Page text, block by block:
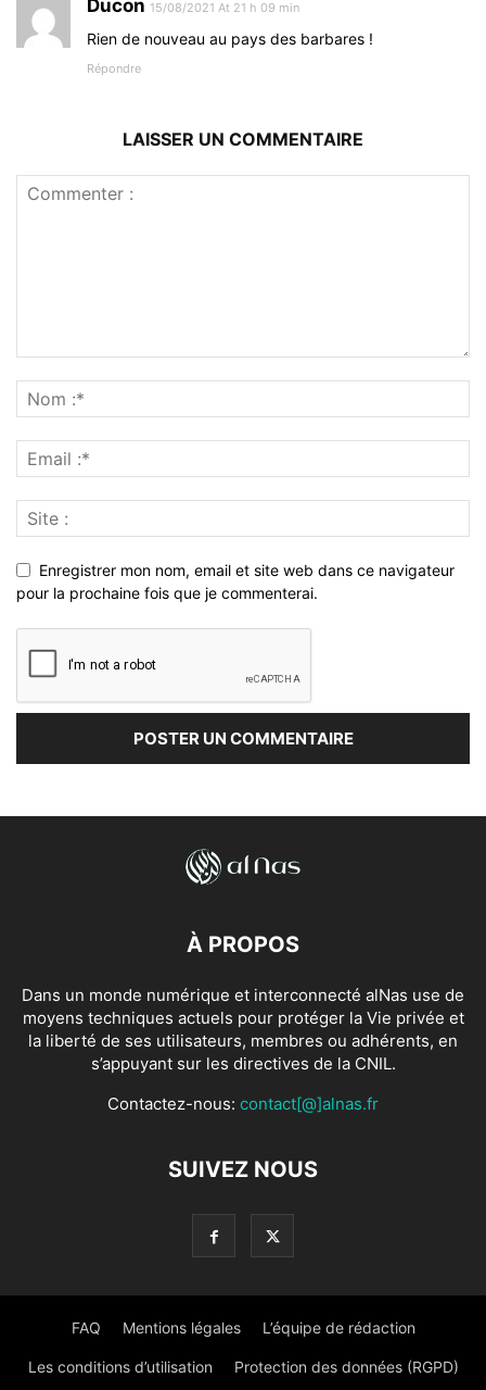
Ducon 15/08/2021 At 21 h 09 min
Rien de nouveau au pays des barbares !
Répondre
LAISSER UN COMMENTAIRE
Enregistrer mon nom, email et site web dans ce navigateur
pour la prochaine fois que je commenterai.
À PROPOS
Dans un monde numérique et interconnecté alNas use de
moyens techniques actuels pour protéger la Vie privée et
la liberté de ses utilisateurs, membres ou adhérents, en
s’appuyant sur les directives de la CNIL.
Contactez-nous: contact[@]alnas.fr
SUIVEZ NOUS
FAQ Mentions légales L’équipe de rédaction
Les conditions d’utilisation Protection des données (RGPD)